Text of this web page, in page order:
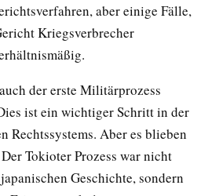
aber einige Fälle,
Kriegsverbrecher
der erste Militärprozess
ist ein wichtiger Schritt in der
Rechtssystems. Aber es blieben
Tokioter Prozess war nicht
Geschichte, sondern